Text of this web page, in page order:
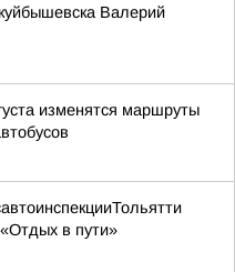
Валерий
изменятся маршруты
в пути»